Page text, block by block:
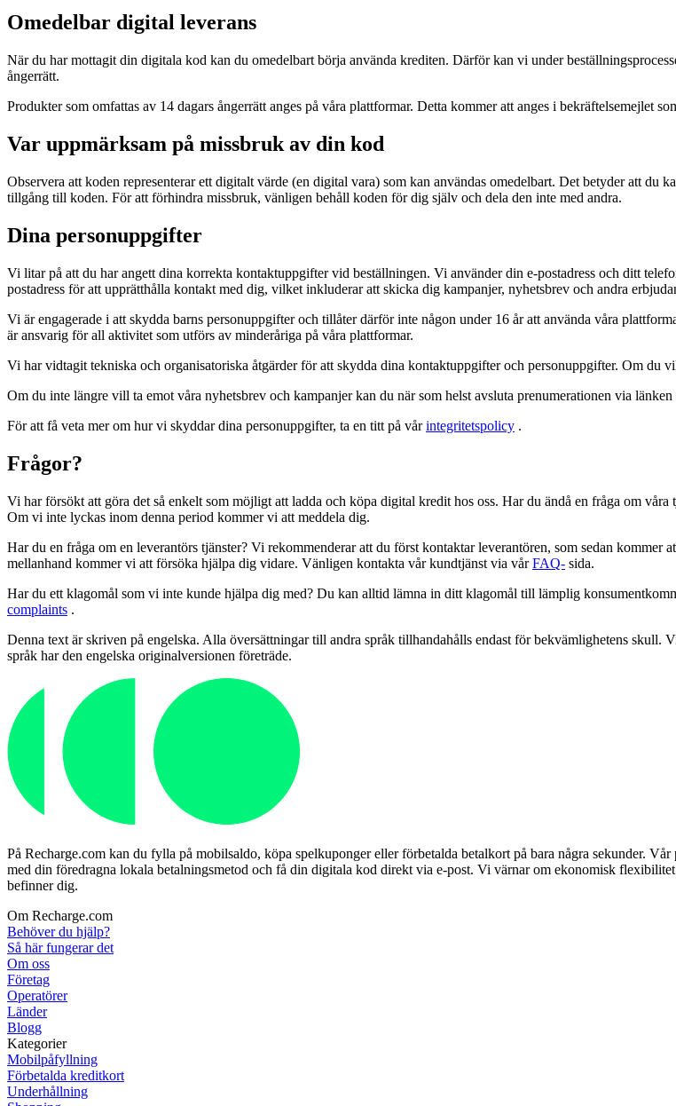
Omedelbar digital leverans
När du har mottagit din digitala kod kan du omedelbart börja använda krediten. Därför kan vi under
ångerrätt.
Produkter som omfattas av 14 dagars ångerrätt anges på våra plattformar. Detta kommer att anges i bekräftelsemejlet
Var uppmärksam på missbruk av din kod
Observera att koden representerar ett digitalt värde (en digital vara) som kan användas omedelbart. Det betyder att du
tillgång till koden. För att förhindra missbruk, vänligen behåll koden för dig själv och dela den inte med andra.
Dina personuppgifter
Vi litar på att du har angett dina korrekta kontaktuppgifter vid beställningen. Vi använder din e-postadress och ditt
postadress för att upprätthålla kontakt med dig, vilket inkluderar att skicka dig kampanjer, nyhetsbrev och andra
Vi är engagerade i att skydda barns personuppgifter och tillåter därför inte någon under 16 år att använda våra
är ansvarig för all aktivitet som utförs av minderåriga på våra plattformar.
Vi har vidtagit tekniska och organisatoriska åtgärder för att skydda dina kontaktuppgifter och personuppgifter. Om du
Om du inte längre vill ta emot våra nyhetsbrev och kampanjer kan du när som helst avsluta prenumerationen via
För att få veta mer om hur vi skyddar dina personuppgifter, ta en titt på vårintegritetspolicy .
Frågor?
Vi har försökt att göra det så enkelt som möjligt att ladda och köpa digital kredit hos oss. Har du ändå en fråga om
Om vi ​​inte lyckas inom denna period kommer vi att meddela dig.
Har du en fråga om en leverantörs tjänster? Vi rekommenderar att du först kontaktar leverantören, som sedan
mellanhand kommer vi att försöka hjälpa dig vidare. Vänligen kontakta vår kundtjänst via vårFAQ- sida.
Har du ett klagomål som vi inte kunde hjälpa dig med? Du kan alltid lämna in ditt klagomål till lämplig
complaints .
Denna text är skriven på engelska. Alla översättningar till andra språk tillhandahålls endast för bekvämlighetens skull.
språk har den engelska originalversionen företräde.
På Recharge.com kan du fylla på mobilsaldo, köpa spelkuponger eller förbetalda betalkort på bara några sekunder.
med din föredragna lokala betalningsmetod och få din digitala kod direkt via e-post. Vi värnar om ekonomisk
befinner dig.
Om Recharge.com
Behöver du hjälp?
Så här fungerar det
Om oss
Företag
Operatörer
Länder
Blogg
Kategorier
Mobilpåfyllning
Förbetalda kreditkort
Underhållning